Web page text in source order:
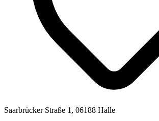
Saarbrücker Straße 1, 06188 Halle